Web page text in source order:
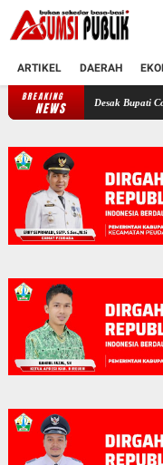
ARTIKEL DAERAH
BREAKING
NEWS Polemik SKT